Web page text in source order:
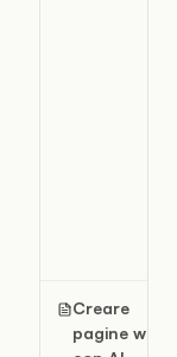
Creare
pagine web